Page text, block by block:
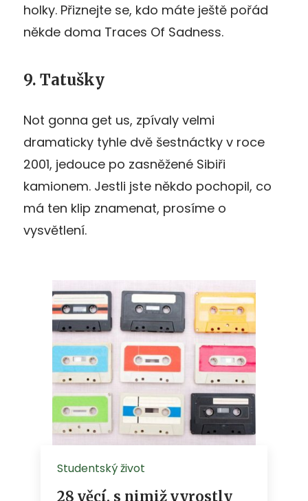
holky. Přiznejte se, kdo máte ještě pořád
někde doma Traces Of Sadness.
9. Tatušky
Not gonna get us, zpívaly velmi
dramaticky tyhle dvě šestnáctky v roce
2001, jedouce po zasněžené Sibiři
kamionem. Jestli jste někdo pochopil, co
má ten klip znamenat, prosíme o
vysvětlení.